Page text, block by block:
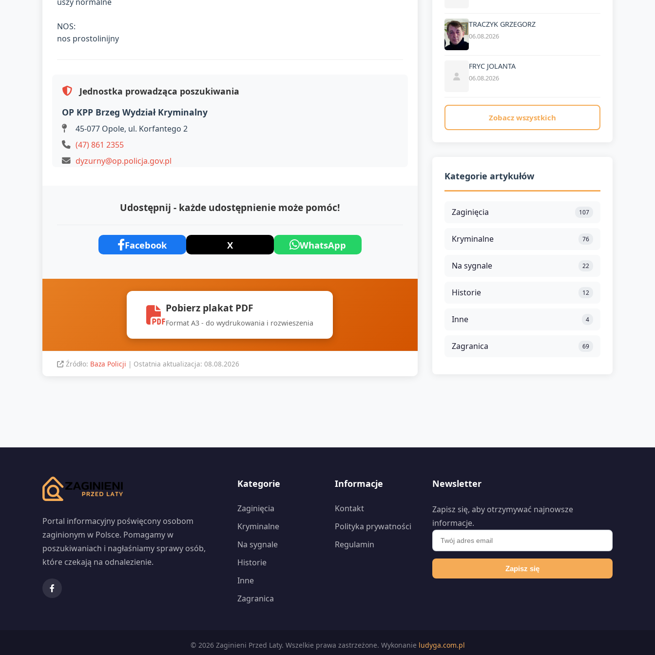
uszy normalne
NOS:
nos prostolinijny
Jednostka prowadząca poszukiwania
OP KPP Brzeg Wydział Kryminalny
45-077 Opole, ul. Korfantego 2
(47) 861 2355
dyzurny@op.policja.gov.pl
Udostępnij - każde udostępnienie może pomóc!
Facebook X WhatsApp
Pobierz plakat PDF
Format A3 - do wydrukowania i rozwieszenia
Źródło: Baza Policji | Ostatnia aktualizacja: 08.08.2026
TRACZYK GRZEGORZ
06.08.2026
FRYC JOLANTA
06.08.2026
Zobacz wszystkich
Kategorie artykułów
Zaginięcia 107
Kryminalne 76
Na sygnale 22
Historie 12
Inne 4
Zagranica 69
Portal informacyjny poświęcony osobom
zaginionym w Polsce. Pomagamy w
poszukiwaniach i nagłaśniamy sprawy osób,
które czekają na odnalezienie.
Kategorie
Zaginięcia
Kryminalne
Na sygnale
Historie
Inne
Zagranica
Informacje
Kontakt
Polityka prywatności
Regulamin
Newsletter
Zapisz się, aby otrzymywać najnowsze
informacje.
Zapisz się
© 2026 Zaginieni Przed Laty. Wszelkie prawa zastrzeżone. Wykonanie ludyga.com.pl